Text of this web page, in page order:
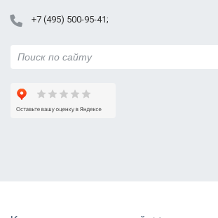
+7 (495) 500-95-41